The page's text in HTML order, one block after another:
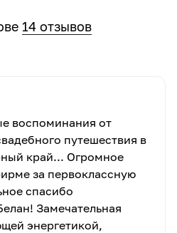
14 отзывов
воспоминания от
путешествия в
край... Огромное
за первоклассную
спасибо
Замечательная
энергетикой,